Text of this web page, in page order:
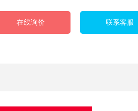
在线询价 联系客服